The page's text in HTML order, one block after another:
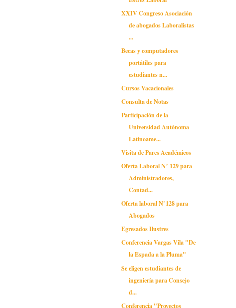
XXIV Congreso Asociación
de abogados Laboralistas
...
Becas y computadores
portátiles para
estudiantes n...
Cursos Vacacionales
Consulta de Notas
Participación de la
Universidad Autónoma
Latinoame...
Visita de Pares Académicos
Oferta Laboral N° 129 para
Administradores,
Contad...
Oferta laboral N°128 para
Abogados
Egresados Ilustres
Conferencia Vargas Vila "De
la Espada a la Pluma"
Se eligen estudiantes de
ingeniería para Consejo
d...
Conferencia "Proyectos